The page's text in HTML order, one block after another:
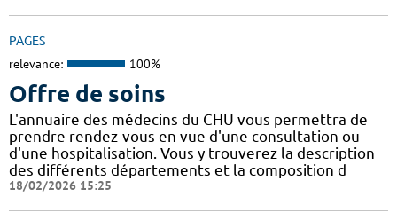
PAGES
relevance: 100%
Offre de soins
L'annuaire des médecins du CHU vous permettra de
prendre rendez-vous en vue d'une consultation ou
d'une hospitalisation. Vous y trouverez la description
des différents départements et la composition d
18/02/2026 15:25